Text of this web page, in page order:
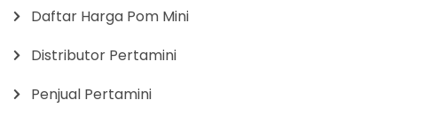
Daftar Harga Pom Mini
Distributor Pertamini
Penjual Pertamini